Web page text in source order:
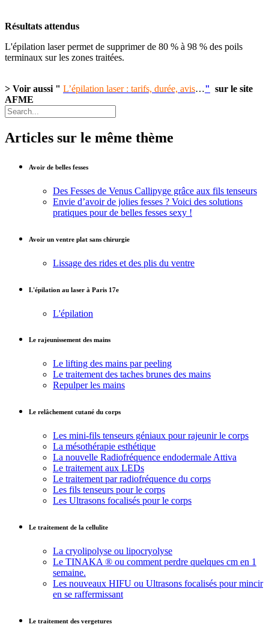
Résultats attendus
L'épilation laser permet de supprimer de 80 % à 98 % des poils
terminaux sur les zones traitées.
> Voir aussi " L’épilation laser : tarifs, durée, avis…" sur le site
AFME
Articles sur le même thème
Avoir de belles fesses
Des Fesses de Venus Callipyge grâce aux fils tenseurs
Envie d’avoir de jolies fesses ? Voici des solutions
pratiques pour de belles fesses sexy !
Avoir un ventre plat sans chirurgie
Lissage des rides et des plis du ventre
L'épilation au laser à Paris 17e
L'épilation
Le rajeunissement des mains
Le lifting des mains par peeling
Le traitement des taches brunes des mains
Repulper les mains
Le relâchement cutané du corps
Les mini-fils tenseurs géniaux pour rajeunir le corps
La mésothérapie esthétique
La nouvelle Radiofréquence endodermale Attiva
Le traitement aux LEDs
Le traitement par radiofréquence du corps
Les fils tenseurs pour le corps
Les Ultrasons focalisés pour le corps
Le traitement de la cellulite
La cryolipolyse ou lipocryolyse
Le TINAKA ® ou comment perdre quelques cm en 1
semaine.
Les nouveaux HIFU ou Ultrasons focalisés pour mincir
en se raffermissant
Le traitement des vergetures